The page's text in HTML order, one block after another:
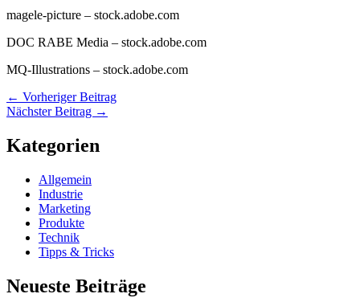
magele-picture – stock.adobe.com
DOC RABE Media – stock.adobe.com
MQ-Illustrations – stock.adobe.com
← Vorheriger Beitrag
Nächster Beitrag →
Kategorien
Allgemein
Industrie
Marketing
Produkte
Technik
Tipps & Tricks
Neueste Beiträge